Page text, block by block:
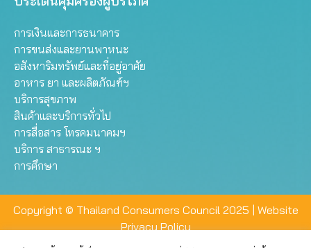
การเงินและการธนาคาร
การขนส่งและยานพาหนะ
อสังหาริมทรัพย์และที่อยู่อาศัย
อาหาร ยา และผลิตภัณฑ์ฯ
บริการสุขภาพ
สินค้าและบริการทั่วไป
การสื่อสาร โทรคมนาคมฯ
บริการ สาธารณะ ฯ
การศึกษา
Copyright © Thailand Consumers Council 2025 | Website
Privacy Policy